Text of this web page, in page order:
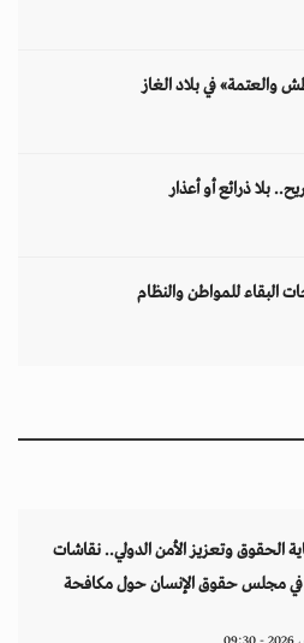
والعتمة» في بلاد الغاز
بلا ذرائع أو أعذار
البقاء للمواطن والنظام
الحقوق وتعزيز الأمن الدولي.. نقاشات
مجلس حقوق الإنسان حول مكافحة